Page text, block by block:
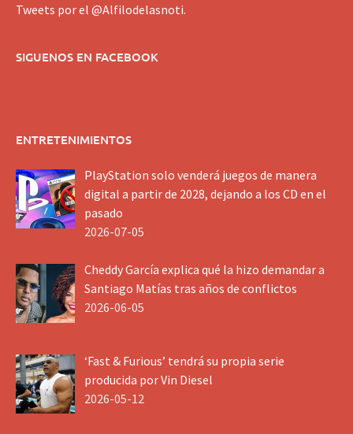
Tweets por el @Alfilodelasnoti.
SIGUENOS EN FACEBOOK
ENTRETENIMIENTOS
PlayStation solo venderá juegos de manera
digital a partir de 2028, dejando a los CD en el
pasado
2026-07-05
Cheddy García explica qué la hizo demandar a
Santiago Matías tras años de conflictos
2026-06-05
‘Fast & Furious’ tendrá su propia serie
producida por Vin Diesel
2026-05-12